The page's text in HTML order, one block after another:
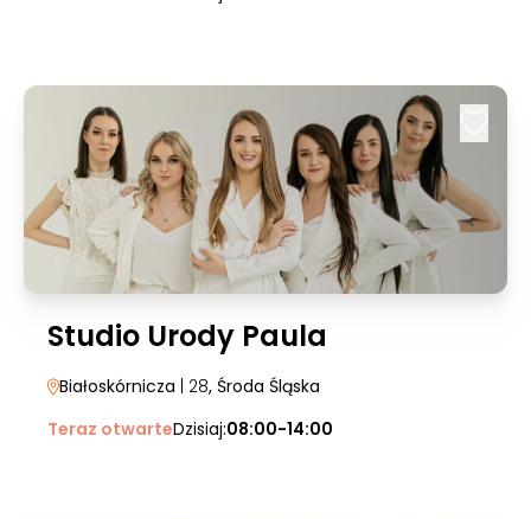
Studio Urody Paula
Białoskórnicza | 28, Środa Śląska
Teraz otwarteDzisiaj:08:00-14:00